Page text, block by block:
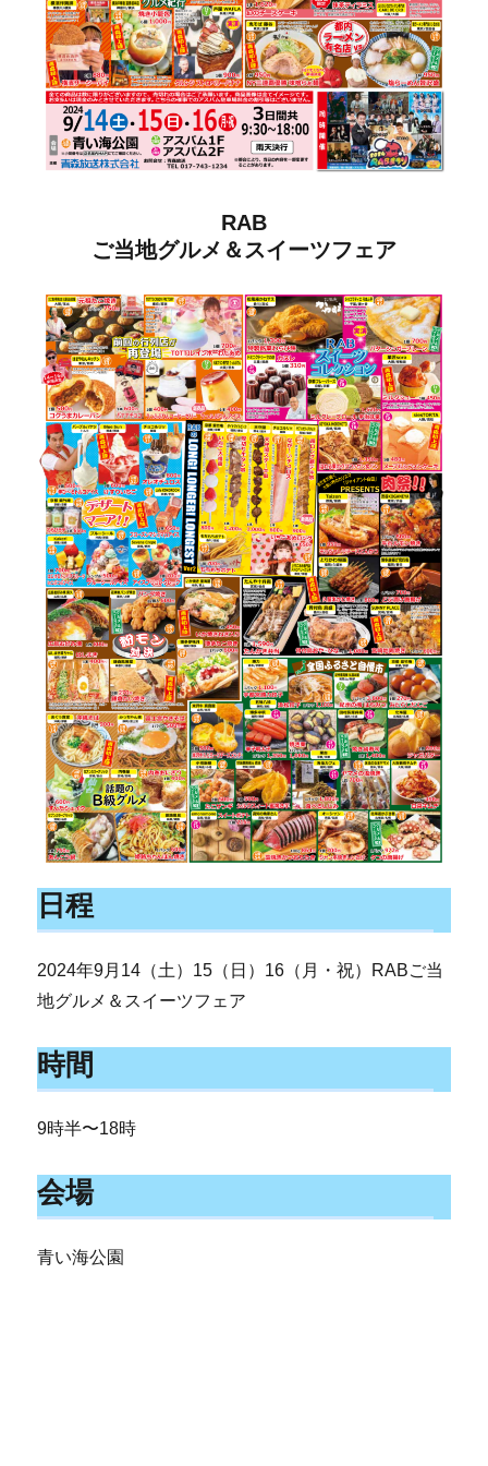
RAB
ご当地グルメ＆スイーツフェア
日程
2024年9月14（土）15（日）16（月・祝）RABご当
地グルメ＆スイーツフェア
時間
9時半〜18時
会場
青い海公園